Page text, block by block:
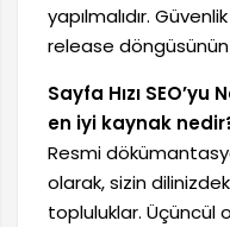
yapılmalıdır.
release döngüsünün
Sayfa Hızı
en iyi kaynak
Resmi
olarak, sizin
topluluklar. Üçüncül